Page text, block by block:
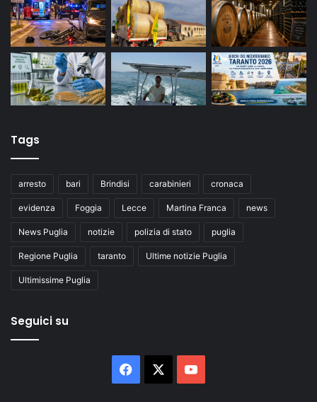
Tags
arresto bari Brindisi carabinieri cronaca
evidenza Foggia Lecce Martina Franca news
News Puglia notizie polizia di stato puglia
Regione Puglia taranto Ultime notizie Puglia
Ultimissime Puglia
Seguici su
Facebook